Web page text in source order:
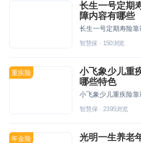
长生一号定期
障内容有哪些
智慧保 · 150浏览
重疾险
小飞象少儿重
哪些特色
智慧保· 2395浏览
年金险
光明一生养老